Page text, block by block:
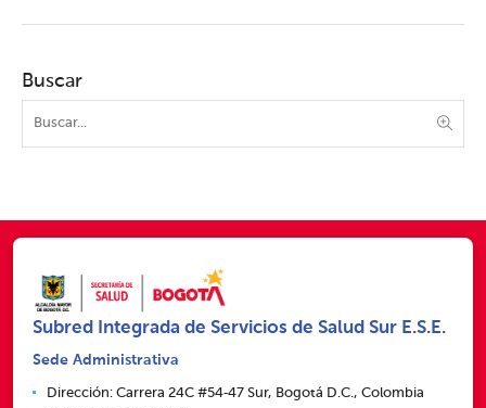
Buscar
Subred Integrada de Servicios de Salud Sur E.S.E.
Sede Administrativa
Dirección: Carrera 24C #54‑47 Sur, Bogotá D.C., Colombia